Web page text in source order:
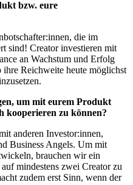
bzw. eure
die im
sind! Creator investieren mit
an Wachstum und Erfolg
ihre Reichweite heute möglichst
um mit eurem Produkt
kooperieren zu können?
anderen Investor:innen,
Business Angels. Um mit
brauchen wir ein
mindestens zwei Creator zu
zudem erst Sinn, wenn der